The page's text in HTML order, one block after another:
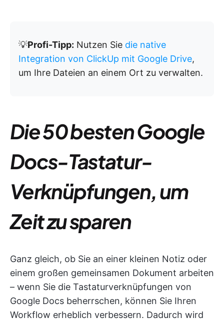
💡Profi-Tipp: Nutzen Sie die native
Integration von ClickUp mit Google Drive,
um Ihre Dateien an einem Ort zu verwalten.
Die 50 besten Google
Docs-Tastatur-
Verknüpfungen, um
Zeit zu sparen
Ganz gleich, ob Sie an einer kleinen Notiz oder
einem großen gemeinsamen Dokument arbeiten
– wenn Sie die Tastaturverknüpfungen von
Google Docs beherrschen, können Sie Ihren
Workflow erheblich verbessern. Dadurch wird